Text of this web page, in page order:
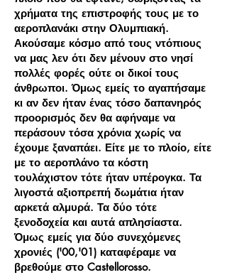
χρήματα της επιστροφής τους με το
αεροπλανάκι στην Ολυμπιακή.
Ακούσαμε κόσμο από τους ντόπιους
να μας λεν ότι δεν μένουν στο νησί
πολλές φορές ούτε οι δικοί τους
άνθρωποι. Όμως εμείς το αγαπήσαμε
κι αν δεν ήταν ένας τόσο δαπανηρός
προορισμός δεν θα αφήναμε να
περάσουν τόσα χρόνια χωρίς να
έχουμε ξαναπάει. Είτε με το πλοίο, είτε
με το αεροπλάνο τα κόστη
τουλάχιστον τότε ήταν υπέρογκα. Τα
λιγοστά αξιοπρεπή δωμάτια ήταν
αρκετά αλμυρά. Τα δύο τότε
ξενοδοχεία και αυτά απλησίαστα.
Όμως εμείς για δύο συνεχόμενες
χρονιές ('00,'01) καταφέραμε να
βρεθούμε στο Castellorosso.